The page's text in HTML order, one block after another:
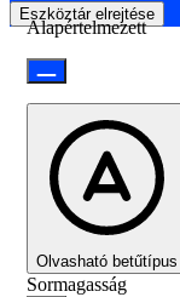
Eszköztár elrejtése
Alapértelmezett
Olvasható betűtípus
Sormagasság